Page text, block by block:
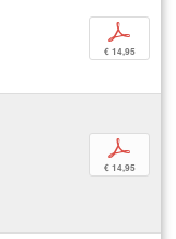
p
€ 14,95
p
€ 14,95